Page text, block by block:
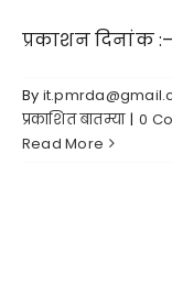
निविदा
संपर्क
प्रकाशन दिनांक
By
प्रकाशित बातम्या | 0
Read More